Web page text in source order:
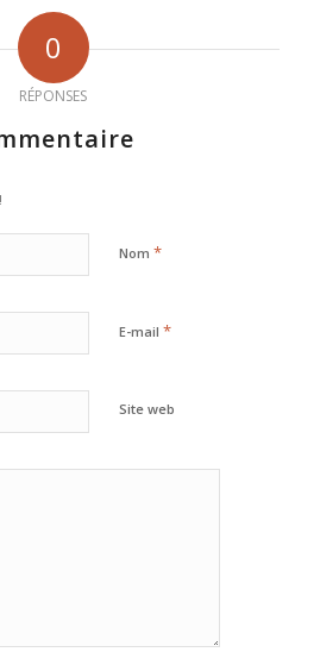
0
RÉPONSES
Nom *
E-mail *
Site web